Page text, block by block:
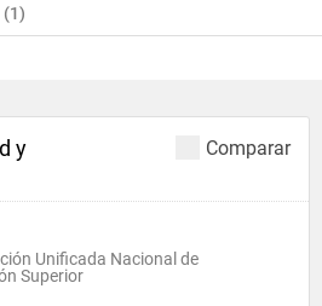
(1)
Comparar
y
Unificada Nacional de
Superior